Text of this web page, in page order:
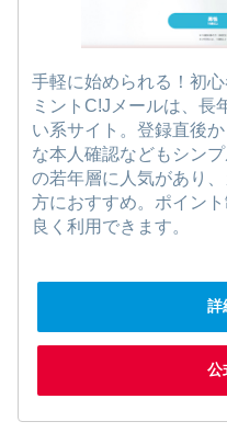
手軽に始められる！初
ミントC!Jメールは、長
い系サイト。登録直後
な本人確認などもシン
の若年層に人気があり
方におすすめ。ポイン
良く利用できます。
詳
公